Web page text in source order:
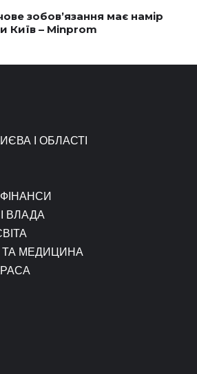
зобов’язання має намір
Київ – Minprom
І ОБЛАСТІ
ФІНАНСИ
ВЛАДА
ТА МЕДИЦИНА